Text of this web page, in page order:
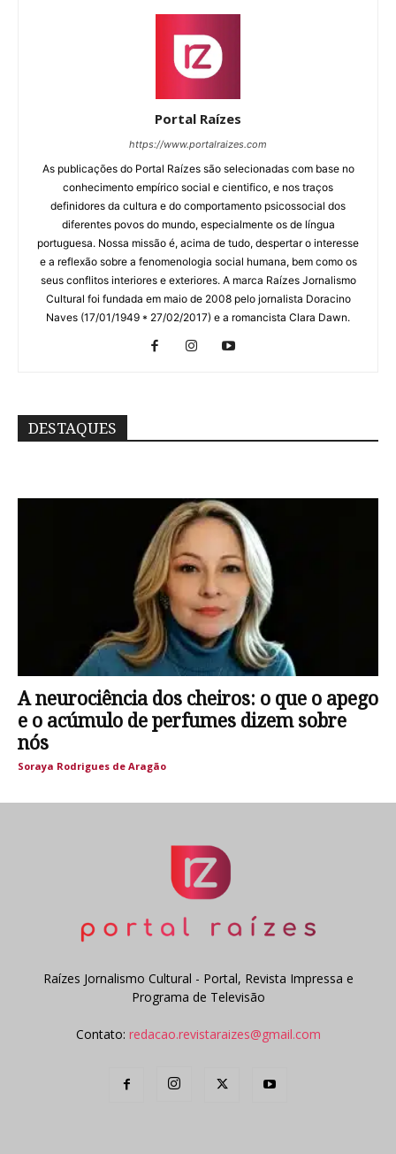
Portal Raízes
https://www.portalraizes.com
As publicações do Portal Raízes são selecionadas com base no
conhecimento empírico social e cientifico, e nos traços
definidores da cultura e do comportamento psicossocial dos
diferentes povos do mundo, especialmente os de língua
portuguesa. Nossa missão é, acima de tudo, despertar o interesse
e a reflexão sobre a fenomenologia social humana, bem como os
seus conflitos interiores e exteriores. A marca Raízes Jornalismo
Cultural foi fundada em maio de 2008 pelo jornalista Doracino
Naves (17/01/1949 * 27/02/2017) e a romancista Clara Dawn.
DESTAQUES
A neurociência dos cheiros: o que o apego
e o acúmulo de perfumes dizem sobre
nós
Soraya Rodrigues de Aragão
Raízes Jornalismo Cultural - Portal, Revista Impressa e
Programa de Televisão
Contato: redacao.revistaraizes@gmail.com